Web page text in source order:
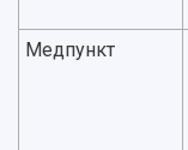
Медпункт